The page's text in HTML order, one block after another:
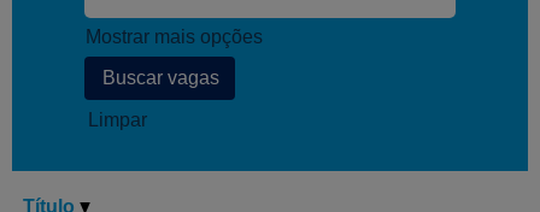
Mostrar mais opções
Limpar
Título